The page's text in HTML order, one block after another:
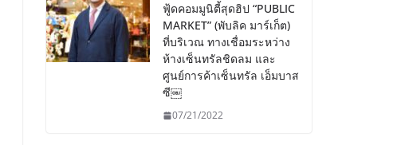
ฟู้ดคอมมูนิตี้สุดฮิป “PUBLIC
MARKET” (พับลิค มาร์เก็ต)
ที่บริเวณ ทางเชื่อมระหว่าง
ห้างเซ็นทรัลชิดลม และ
ศูนย์การค้าเซ็นทรัล เอ็มบาส
ซี￼
07/21/2022